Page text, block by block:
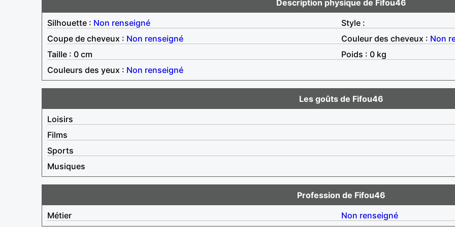
Description physique de Fifou46
Silhouette : Non renseigné
Style :
Coupe de cheveux : Non renseigné Couleur des cheveux : Non
Taille : 0 cm
Poids : 0 kg
Couleurs des yeux : Non renseigné
Les goûts de Fifou46
Loisirs
Films
Sports
Musiques
Profession de Fifou46
Métier
Non renseigné